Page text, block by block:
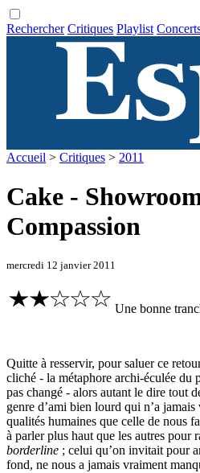
Rechercher Critiques Playlist
Accueil > Critiques > 2011
Cake -
Compassion
mercredi 12 janvier 2011
Une bonne
Quitte à resservir, pour saluer ce
cliché - la métaphore archi-éculée du
pas changé - alors autant le dire tout
genre d’ami bien lourd qui n’a jamais
qualités humaines que celle de nous
à parler plus haut que les autres pour
borderline ; celui qu’on invitait pour
fond, ne nous a jamais vraiment